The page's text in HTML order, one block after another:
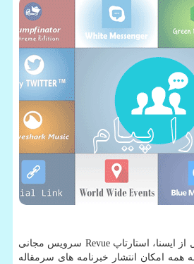
به گزارش کارا پیام به نقل از ایسنا، استارتاپ Revue سرویس مجانی
همه امکان انتشار خبرنامه های سرمقاله